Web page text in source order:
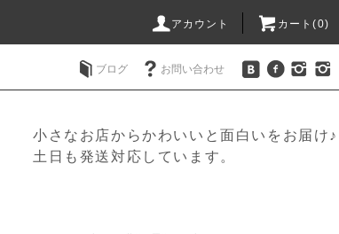
アカウント カート(0)
ブログ お問い合わせ
小さなお店からかわいいと面白いをお届け♪
土日も発送対応しています。